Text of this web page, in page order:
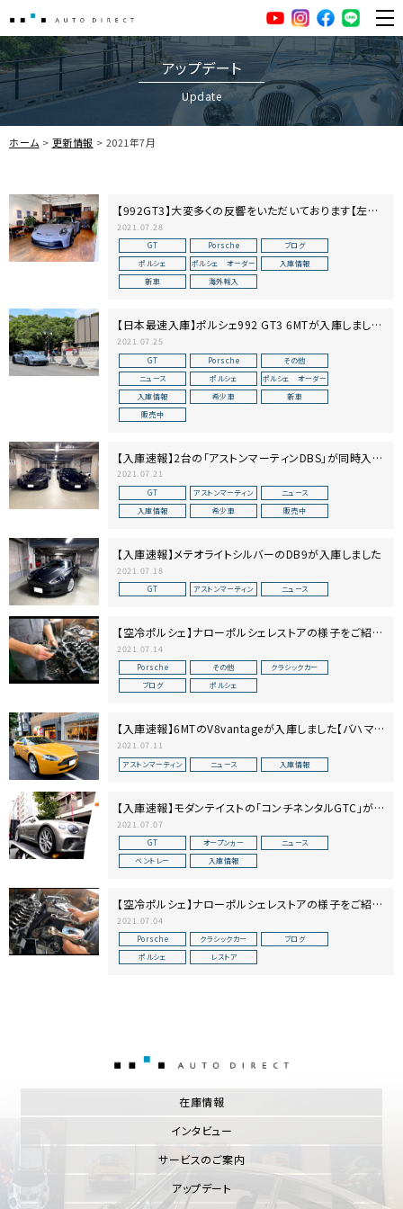
AUTO DIRECT YouTubeInstagramfacebook
LINE
アップデート
Update
ホーム 更新情報 2021年7月
【992GT3】大変多くの反響をいただいております【左ハ
ンドル・6MT】
2021.07.28
GT Porsche
ブログ
ポルシェ
ポルシェ オーダー
入庫情報
新車
海外輸入
【日本最速入庫】ポルシェ992 GT3 6MTが入庫しました
【PTSカラー】
2021.07.25
GT Porsche
その他
ニュース
ポルシェ
ポルシェ オーダー
入庫情報
希少車
新車
販売中
【入庫速報】2台の「アストンマーティンDBS」が同時入庫
しました！【カジノロワイヤル】
2021.07.21
GT アストンマーティン
ニュース
入庫情報
希少車 販売中
【入庫速報】メテオライトシルバーのDB9が入庫しました
2021.07.18
GT アストンマーティン ニュース
【空冷ポルシェ】ナローポルシェレストアの様子をご紹介
します【後編】
2021.07.14
Porsche その他
クラシックカー
ブログ
ポルシェ
【入庫速報】6MTのV8vantageが入庫しました【バハマイ
エロー】
2021.07.11
アストンマーティン ニュース 入庫情報
【入庫速報】モダンテイストの「コンチネンタルGTC」が入
庫しました
2021.07.07
GT オープンヵー
ニュース
ベントレー
入庫情報
【空冷ポルシェ】ナローポルシェレストアの様子をご紹介
します【前編】
2021.07.04
Porsche クラシックカー
ブログ
ポルシェ
レストア
在庫情報
インタビュー
サービスのご案内
アップデート